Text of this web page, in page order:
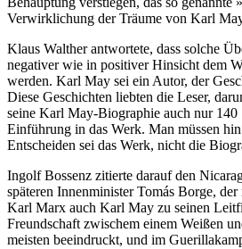
Verwirklichung der Träume von Karl
Klaus Walther antwortete, dass solche
negativer wie in positiver Hinsicht dem
werden. Karl May sei ein Autor, der
Diese Geschichten liebten die Leser,
seine Karl May-Biographie auch nur 140
Einführung in das Werk. Man müssen
Entscheiden sei das Werk, nicht die
Ingolf Bossenz zitierte darauf den
späteren Innenminister Tomás Borge,
Karl Marx auch Karl May zu seinen
Freundschaft zwischem einem Weißen
meisten beeindruckt, und im